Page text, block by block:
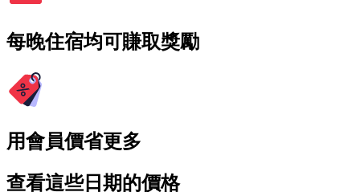
每晚住宿均可賺取獎勵
用會員價省更多
查看這些日期的價格